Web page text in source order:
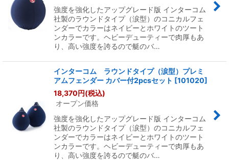
絞り込む
強度を強化したアップグレード版 インターコム
社製のラウンドタイプ（涙型）のコニカルフェ
ンダーでカラーはネイビーとホワイトのツート
ンカラーです。ヘビーデューティーで肉厚もあ
り、高い強度を誇るので艇のバ…
インターコム ラウンドタイプ（涙型）プレミ
アムフェンダー カバー付2pcsセット [101020]
18,370円(税込)
オープン価格
強度を強化したアップグレード版 インターコム
社製のラウンドタイプ（涙型）のコニカルフェ
ンダーでカラーはネイビーとホワイトのツート
ンカラーです。ヘビーデューティーで肉厚もあ
り、高い強度を誇るので艇のバ…